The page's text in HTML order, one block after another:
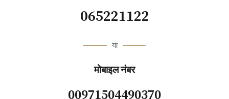
065221122
या
मोबाइल नंबर
00971504490370